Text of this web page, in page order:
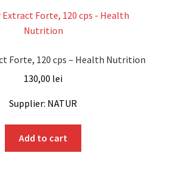
Forte, 120 cps – Health Nutrition
130,00 lei
Supplier: NATUR
Add to cart